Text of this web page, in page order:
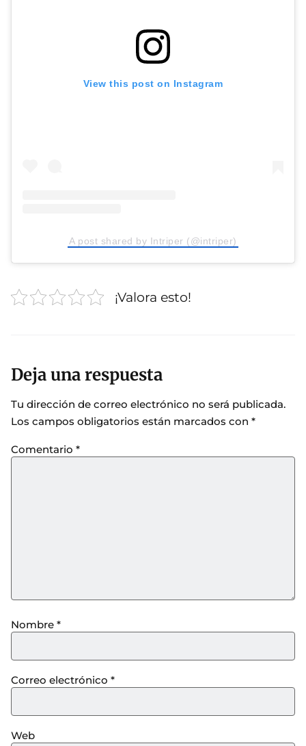
View this post on Instagram
A post shared by Intriper (@intriper)
¡Valora esto!
Deja una respuesta
Tu dirección de correo electrónico no será publicada.
Los campos obligatorios están marcados con *
Comentario *
Nombre *
Correo electrónico *
Web